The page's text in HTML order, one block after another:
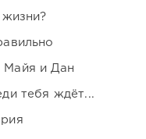
и Дан
тебя ждёт...